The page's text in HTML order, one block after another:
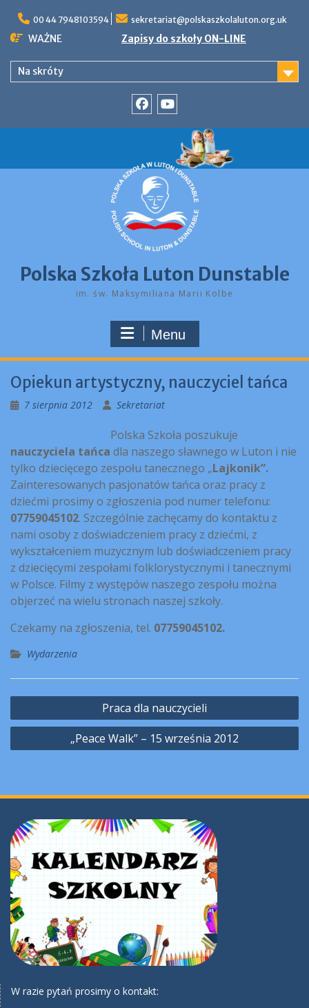
content
00 44 7948103594 sekretariat@polskaszkolaluton.org.uk
WAŻNE Zapisy do szkoły ON-LINE
Na skróty
Polska Szkoła Luton Dunstable
im. św. Maksymiliana Marii Kolbe
Menu
Opiekun artystyczny, nauczyciel tańca
7 sierpnia 2012 Sekretariat
Polska Szkoła poszukuje
nauczyciela tańca dla naszego sławnego w Luton i nie
tylko dziecięcego zespołu tanecznego „Lajkonik”.
Zainteresowanych pasjonatów tańca oraz pracy z
dziećmi prosimy o zgłoszenia pod numer telefonu:
07759045102. Szczególnie zachęcamy do kontaktu z
nami osoby z doświadczeniem pracy z dziećmi, z
wykształceniem muzycznym lub doświadczeniem pracy
z dziecięcymi zespołami folklorystycznymi i tanecznymi
w Polsce. Filmy z występów naszego zespołu można
objerzeć na wielu stronach naszej szkoły.
Czekamy na zgłoszenia, tel. 07759045102.
Wydarzenia
Nawigacja
wpisu
Praca dla nauczycieli
„Peace Walk” – 15 września 2012
W razie pytań prosimy o kontakt: